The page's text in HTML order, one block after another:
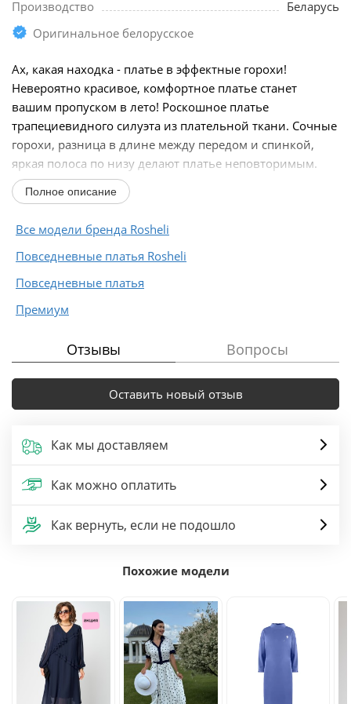
Производство
Беларусь
Оригинальное белорусское
Ах, какая находка - платье в эффектные горохи!
Невероятно красивое, комфортное платье станет
вашим пропуском в лето! Роскошное платье
трапециевидного силуэта из плательной ткани. Сочные
горохи, разница в длине между передом и спинкой,
яркая полоса по низу делают платье неповторимым.
Нижняя...
Полное описание
Все модели бренда Rosheli
Повседневные платья Rosheli
Повседневные платья
Премиум
Отзывы Вопросы
Оставить новый отзыв
Как мы доставляем
Как можно оплатить
Как вернуть, если не подошло
Похожие модели